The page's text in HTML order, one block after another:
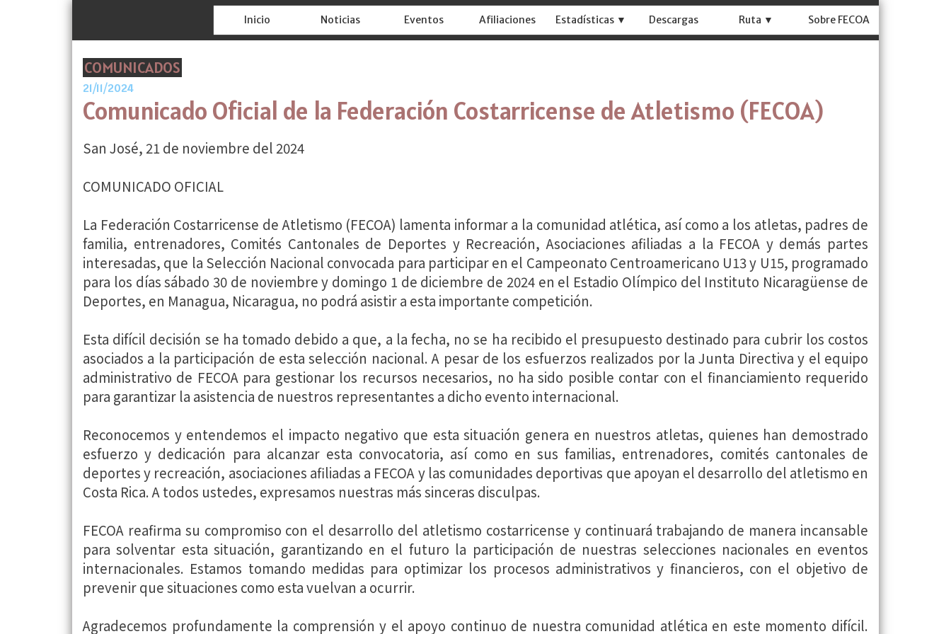
Inicio Noticias Eventos Afiliaciones Estadísticas ▼ Descargas Ruta ▼ Sobre FECOA
COMUNICADOS
21/11/2024
Comunicado Oficial de la Federación Costarricense de Atletismo (FECOA)
San José, 21 de noviembre del 2024
COMUNICADO OFICIAL
La Federación Costarricense de Atletismo (FECOA) lamenta informar a la comunidad atlética, así como a los atletas, padres de
familia, entrenadores, Comités Cantonales de Deportes y Recreación, Asociaciones afiliadas a la FECOA y demás partes
interesadas, que la Selección Nacional convocada para participar en el Campeonato Centroamericano U13 y U15, programado
para los días sábado 30 de noviembre y domingo 1 de diciembre de 2024 en el Estadio Olímpico del Instituto Nicaragüense de
Deportes, en Managua, Nicaragua, no podrá asistir a esta importante competición.
Esta difícil decisión se ha tomado debido a que, a la fecha, no se ha recibido el presupuesto destinado para cubrir los costos
asociados a la participación de esta selección nacional. A pesar de los esfuerzos realizados por la Junta Directiva y el equipo
administrativo de FECOA para gestionar los recursos necesarios, no ha sido posible contar con el financiamiento requerido
para garantizar la asistencia de nuestros representantes a dicho evento internacional.
Reconocemos y entendemos el impacto negativo que esta situación genera en nuestros atletas, quienes han demostrado
esfuerzo y dedicación para alcanzar esta convocatoria, así como en sus familias, entrenadores, comités cantonales de
deportes y recreación, asociaciones afiliadas a FECOA y las comunidades deportivas que apoyan el desarrollo del atletismo en
Costa Rica. A todos ustedes, expresamos nuestras más sinceras disculpas.
FECOA reafirma su compromiso con el desarrollo del atletismo costarricense y continuará trabajando de manera incansable
para solventar esta situación, garantizando en el futuro la participación de nuestras selecciones nacionales en eventos
internacionales. Estamos tomando medidas para optimizar los procesos administrativos y financieros, con el objetivo de
prevenir que situaciones como esta vuelvan a ocurrir.
Agradecemos profundamente la comprensión y el apoyo continuo de nuestra comunidad atlética en este momento difícil.